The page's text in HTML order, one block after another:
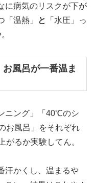
に病気のリスクが下が
温熱」
と
「水圧」っ
風呂が一番温ま
ニング」「40℃のシ
お風呂」をそれぞれ
がるか実験してん。
汗かくし、温まるや